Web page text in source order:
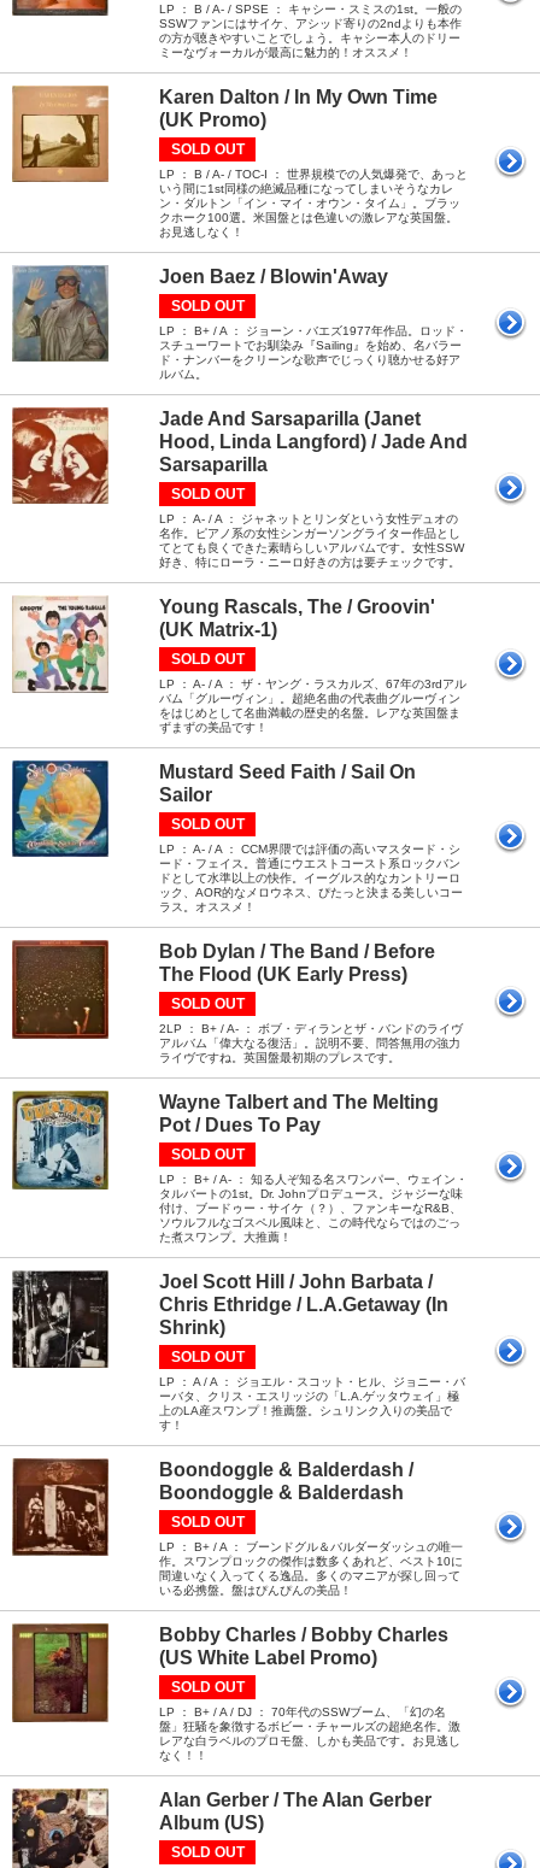
LP ： B / A- / SPSE ： キャシー・スミスの1st。一般の
SSWファンにはサイケ、アシッド寄りの2ndよりも本作
の方が聴きやすいことでしょう。キャシー本人のドリー
ミーなヴォーカルが最高に魅力的！オススメ！
Karen Dalton / In My Own Time
(UK Promo)
SOLD OUT
LP ： B / A- / TOC-I ： 世界規模での人気爆発で、あっと
いう間に1st同様の絶滅品種になってしまいそうなカレ
ン・ダルトン「イン・マイ・オウン・タイム」。ブラッ
クホーク100選。米国盤とは色違いの激レアな英国盤。
お見逃しなく！
Joen Baez / Blowin'Away
SOLD OUT
LP ： B+ / A ： ジョーン・バエズ1977年作品。ロッド・
スチューワートでお馴染み『Sailing』を始め、名バラー
ド・ナンバーをクリーンな歌声でじっくり聴かせる好ア
ルバム。
Jade And Sarsaparilla (Janet
Hood, Linda Langford) / Jade And
Sarsaparilla
SOLD OUT
LP ： A- / A ： ジャネットとリンダという女性デュオの
名作。ピアノ系の女性シンガーソングライター作品とし
てとても良くできた素晴らしいアルバムです。女性SSW
好き、特にローラ・ニーロ好きの方は要チェックです。
Young Rascals, The / Groovin'
(UK Matrix-1)
SOLD OUT
LP ： A- / A ： ザ・ヤング・ラスカルズ、67年の3rdアル
バム「グルーヴィン」。超絶名曲の代表曲グルーヴィン
をはじめとして名曲満載の歴史的名盤。レアな英国盤ま
ずまずの美品です！
Mustard Seed Faith / Sail On
Sailor
SOLD OUT
LP ： A- / A ： CCM界隈では評価の高いマスタード・シ
ード・フェイス。普通にウエストコースト系ロックバン
ドとして水準以上の快作。イーグルス的なカントリーロ
ック、AOR的なメロウネス、ぴたっと決まる美しいコー
ラス。オススメ！
Bob Dylan / The Band / Before
The Flood (UK Early Press)
SOLD OUT
2LP ： B+ / A- ： ボブ・ディランとザ・バンドのライヴ
アルバム「偉大なる復活」。説明不要、問答無用の強力
ライヴですね。英国盤最初期のプレスです。
Wayne Talbert and The Melting
Pot / Dues To Pay
SOLD OUT
LP ： B+ / A- ： 知る人ぞ知る名スワンパー、ウェイン・
タルバートの1st。Dr. Johnプロデュース。ジャジーな味
付け、ブードゥー・サイケ（？）、ファンキーなR&B、
ソウルフルなゴスペル風味と、この時代ならではのごっ
た煮スワンプ。大推薦！
Joel Scott Hill / John Barbata /
Chris Ethridge / L.A.Getaway (In
Shrink)
SOLD OUT
LP ： A / A ： ジョエル・スコット・ヒル、ジョニー・バ
ーバタ、クリス・エスリッジの「L.A.ゲッタウェイ」極
上のLA産スワンプ！推薦盤。シュリンク入りの美品で
す！
Boondoggle & Balderdash /
Boondoggle & Balderdash
SOLD OUT
LP ： B+ / A ： ブーンドグル＆バルダーダッシュの唯一
作。スワンプロックの傑作は数多くあれど、ベスト10に
間違いなく入ってくる逸品。多くのマニアが探し回って
いる必携盤。盤はぴんぴんの美品！
Bobby Charles / Bobby Charles
(US White Label Promo)
SOLD OUT
LP ： B+ / A / DJ ： 70年代のSSWブーム、「幻の名
盤」狂騒を象徴するボビー・チャールズの超絶名作。激
レアな白ラベルのプロモ盤、しかも美品です。お見逃し
なく！！
Alan Gerber / The Alan Gerber
Album (US)
SOLD OUT